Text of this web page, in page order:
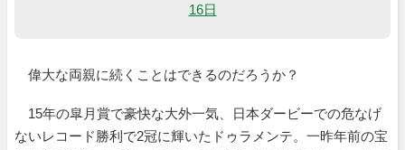
16日
偉大な両親に続くことはできるのだろうか？
15年の皐月賞で豪快な大外一気、日本ダービーでの危なげ
ないレコード勝利で2冠に輝いたドゥラメンテ。一昨年前の宝